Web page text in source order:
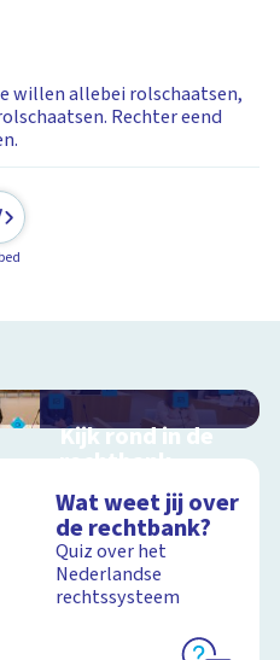
willen allebei rolschaatsen,
Rechter eend
Kijk rond in de
rechtbank
schoolplaat over
rechtspraak in
Nederland
Schoolplaat
Wat weet jij over
de rechtbank?
Quiz over het
Nederlandse
rechtssysteem